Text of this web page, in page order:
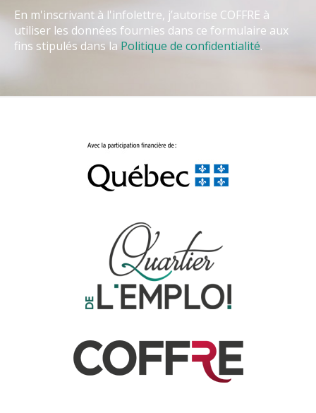
En m'inscrivant à l'infolettre, j’autorise COFFRE à
utiliser les données fournies dans ce formulaire aux
fins stipulés dans la Politique de confidentialité.